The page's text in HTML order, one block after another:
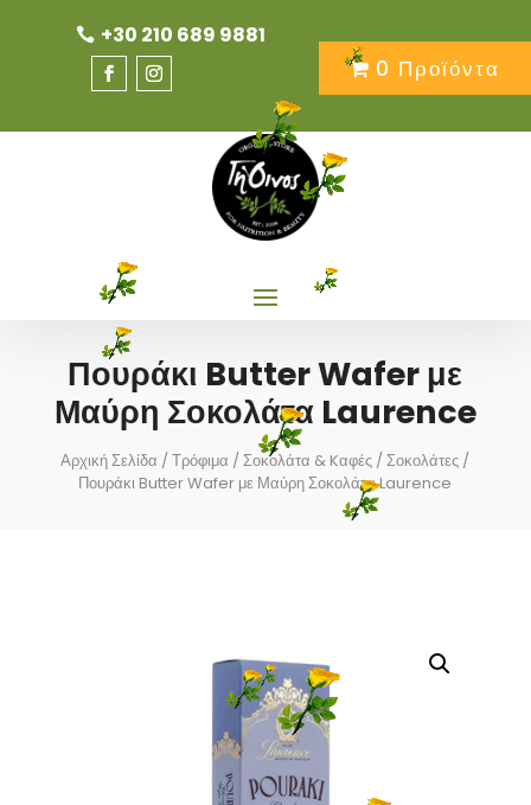
+30 210 689 9881
0 Προϊόντα
Πουράκι Butter Wafer με
Μαύρη Σοκολάτα Laurence
Αρχική Σελίδα /Τρόφιμα /Σοκολάτα & Kαφές /Σοκολάτες /
Πουράκι Butter Wafer με Μαύρη Σοκολάτα Laurence